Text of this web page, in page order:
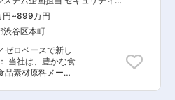
事業展開を行っ
社の定める業務
ションの提案・
きます。 ・ネッ
援：製造業・流
するネットワーク
ータルソリューシ
リティを中心に、
能を組み合わせた
・構築支援 ・サー
タント・アナリスト
円~899万円
渋谷区本町
ゼロベースで新し
品素材原料メーカ